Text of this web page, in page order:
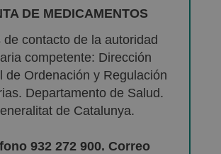
DE MEDICAMENTOS
de contacto de la autoridad
competente: Dirección
de Ordenación y Regulación
Departamento de Salud.
de Catalunya.
932 272 900. Correo